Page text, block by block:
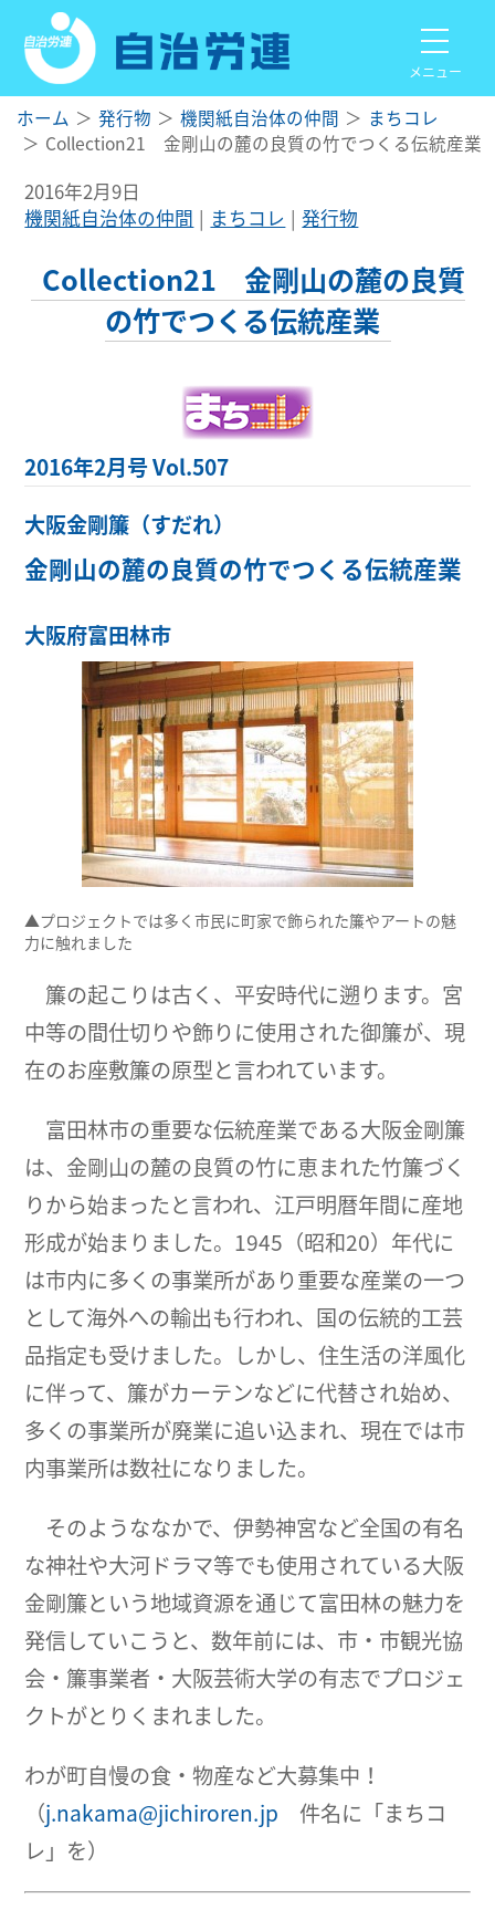
メニュー
ホーム 発行物 機関紙自治体の仲間
まちコレ
Collection21 金剛山の麓の良質の竹でつくる伝統産業
2016年2月9日
機関紙自治体の仲間
まちコレ 発行物
Collection21 金剛山の麓の良質
の竹でつくる伝統産業
2016年2月号 Vol.507
大阪金剛簾（すだれ）
金剛山の麓の良質の竹でつくる伝統産業
大阪府富田林市
▲プロジェクトでは多く市民に町家で飾られた簾やアートの魅
力に触れました
簾の起こりは古く、平安時代に遡ります。宮
中等の間仕切りや飾りに使用された御簾が、現
在のお座敷簾の原型と言われています。
富田林市の重要な伝統産業である大阪金剛簾
は、金剛山の麓の良質の竹に恵まれた竹簾づく
りから始まったと言われ、江戸明暦年間に産地
形成が始まりました。1945（昭和20）年代に
は市内に多くの事業所があり重要な産業の一つ
として海外への輸出も行われ、国の伝統的工芸
品指定も受けました。しかし、住生活の洋風化
に伴って、簾がカーテンなどに代替され始め、
多くの事業所が廃業に追い込まれ、現在では市
内事業所は数社になりました。
そのようななかで、伊勢神宮など全国の有名
な神社や大河ドラマ等でも使用されている大阪
金剛簾という地域資源を通じて富田林の魅力を
発信していこうと、数年前には、市・市観光協
会・簾事業者・大阪芸術大学の有志でプロジェ
クトがとりくまれました。
わが町自慢の食・物産など大募集中！
（j.nakama@jichiroren.jp 件名に「まちコ
レ」を）